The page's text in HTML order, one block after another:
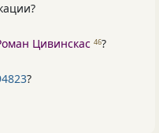
Цивинскас 46?
?